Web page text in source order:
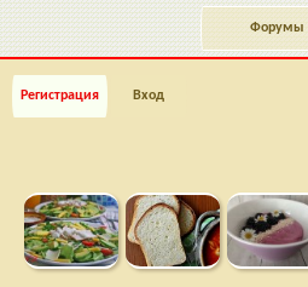
Форумы
Регистрация Вход